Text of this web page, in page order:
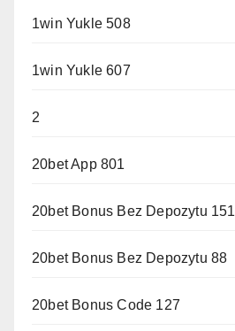
1win Yukle 508
1win Yukle 607
2
20bet App 801
20bet Bonus Bez Depozytu 151
20bet Bonus Bez Depozytu 88
20bet Bonus Code 127